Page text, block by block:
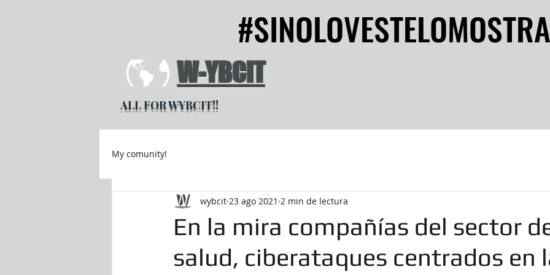
W-YBCIT
ALL FOR WYBCIT!!
My comunity!
En la mira compañías del sector
salud, ciberataques centrados en
wybcit 23 ago 2021 2 min de lectura